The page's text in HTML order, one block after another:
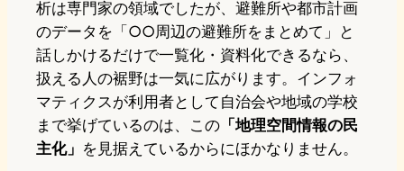
析は専門家の領域でしたが、避難所や都市計画
のデータを「○○周辺の避難所をまとめて」と
話しかけるだけで一覧化・資料化できるなら、
扱える人の裾野は一気に広がります。インフォ
マティクスが利用者として自治会や地域の学校
まで挙げているのは、この 「地理空間情報の民
主化」 を見据えているからにほかなりません。